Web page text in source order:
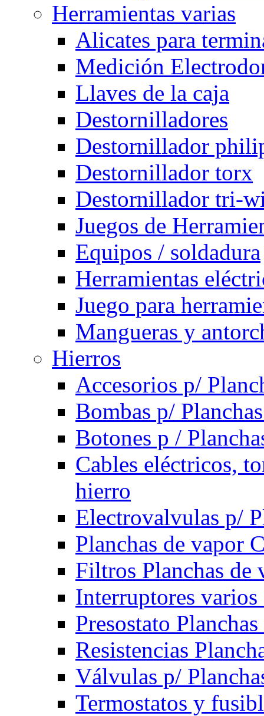
Herramientas varias
Alicates para
Medición
Llaves de la caja
Destornilladores
Destornillador
Destornillador torx
Destornillador tri-
Juegos de
Equipos / soldadura
Herramientas
Juego para
Mangueras y
Hierros
Accesorios p/
Bombas p/
Botones p /
Cables eléctricos,
hierro
Electrovalvulas p/
Planchas de vapor
Filtros Planchas de
Interruptores varios
Presostato
Resistencias
Válvulas p/
Termostatos y